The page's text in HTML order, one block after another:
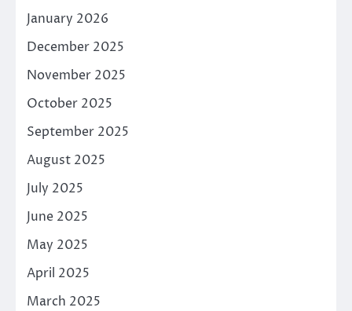
January 2026
December 2025
November 2025
October 2025
September 2025
August 2025
July 2025
June 2025
May 2025
April 2025
March 2025